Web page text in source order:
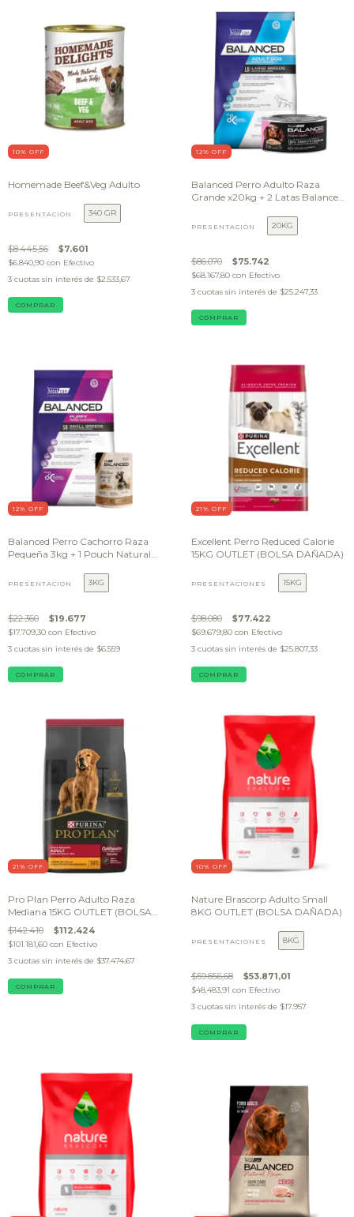
10% OFF
Homemade Beef&Veg Adulto
PRESENTACIÓN 340 GR
$8.445,56 $7.601
$6.840,90 con Efectivo
3 cuotas sin interés de $2.533,67
COMPRAR
12% OFF
Balanced Perro Adulto Raza
Grande x20kg + 2 Latas Balanced
PRESENTACIÓN 20KG
$86.070 $75.742
$68.167,80 con Efectivo
3 cuotas sin interés de $25.247,33
COMPRAR
12% OFF
Balanced Perro Cachorro Raza
Pequeña 3kg + 1 Pouch Natural
PRESENTACIÓN 3KG
$22.360 $19.677
$17.709,30 con Efectivo
3 cuotas sin interés de $6.559
COMPRAR
21 % OFF
Excellent Perro Reduced Calorie
15KG OUTLET (BOLSA DAÑADA)
PRESENTACIONES 15KG
$98.080 $77.422
$69.679,80 con Efectivo
3 cuotas sin interés de $25.807,33
COMPRAR
21 % OFF
Pro Plan Perro Adulto Raza
Mediana 15KG OUTLET (BOLSA
DAÑADA)
$142.410 $112.424
$101.181,60 con Efectivo
3 cuotas sin interés de $37.474,67
10% OFF
Nature Brascorp Adulto Small
8KG OUTLET (BOLSA DAÑADA)
PRESENTACIONES 8KG
$59.856,68 $53.871,01
$48.483,91 con Efectivo
3 cuotas sin interés de $17.957
COMPRAR